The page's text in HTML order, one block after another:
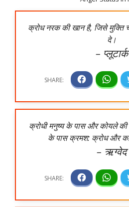
क्रोध नरक की खान है, जिसे मुक्ति
दे।
– प्लूटार्क
क्रोधी मनुष्य के पास और कोयले
के पास क्रमश: क्रोध और
– ऋग्वेद